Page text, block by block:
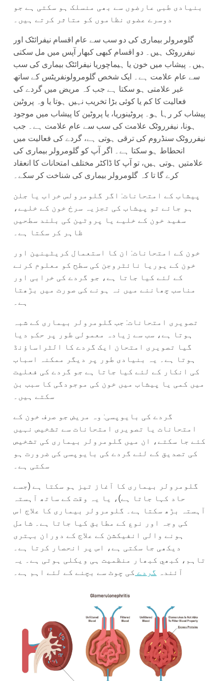
بنیادی طبی عارضوں سے بھی منسلک ہو سکتی ہے جو
دوسرے عضوی نظاموں کو متاثر کرتے ہیں۔
گلومرولر بیماری کی دو سب سے عام اقسام نیفرائٹک اور
نیفرروٹک ہیں۔ دو اقسام کبھی کبھار آپس میں مل سکتی
ہیں۔ پیشاب میں خون یا ہیماچوریا نیفرائٹک بیماری کی سب
سے عام علامت ہے۔ ایک شخص گلومرولونفریٹس کے ساتھ
غیر علامتی ہو سکتا ہے جب کہ مریض میں گردے کی
فعالیت کا کم یا کوئی بڑا تخریب نہیں ہوتا یا وہ پروٹین
پیشاب کر رہا ہو۔ پروٹینوریا، یا پروٹین کا پیشاب میں موجود
ہونا، نیفرروٹک علامت کی سب سے عام علامت ہے۔ جب
نیفرروٹک سنڈروم کی ترقی ہوتی ہے، گردے کی فعالیت میں
انحطاط ہو سکتا ہے۔ اگر آپ کو گلومرولر بیماری کی
علامتیں ہوتی ہیں، تو آپ کا ڈاکٹر مختلف امتحانات کا انعقاد
کرے گا تا کہ گلومرولر بیماری کی شناخت کر سکے۔
پیشاب کے امتحانات: اگر گلومرولس خراب یا جلن
ہو جائے تو پیشاب کی تجزیہ سرخ خون کے خلیے،
سفید خون کے خلیے یا پروٹین کی بلند سطحیں
ظاہر کر سکتا ہے۔
خون کے امتحانات: ان کا استعمال کریٹینین اور
خون کے یوریا نائٹروجن کی سطح کو معلوم کرنے
کے لئے کیا جاتا ہے، جو گردے کی خرابی اور
مناسب چھاننے میں نہ ہونے کی صورت میں بڑھتا
ہے۔
تصویری امتحانات: جب گلومرولر بیماری کے شبہ
ہوتا ہے، سب سے زیادہ معمولی طور پر حکم دیا
گیا تصویری امتحان ایک گردے کا الٹراساؤنڈ
ہوتا ہے۔ یہ بنیادی طور پر دیگر ممکنہ اسباب
کی انکار کے لئے کیا جاتا ہے جو گردے کی فعلیت
میں کمی یا پیشاب میں خون کی موجودگی کا سبب بن
سکتے ہیں۔
گردے کی بایوپسی: وہ مریض جو صرف خون کے
امتحانات یا تصویری امتحانات سے تشخیص نہیں
کئے جا سکتے، ان میں گلومرولر بیماری کی تشخیص
کی تصدیق کے لئے گردے کی بایوپسی کی ضرورت ہو
سکتی ہے۔
گلومرولر بیماری کا آغاز تیز ہو سکتا ہے (جسے
حاد کہا جاتا ہے)، یا یہ وقت کے ساتھ آہستہ
آہستہ بڑھ سکتا ہے۔ گلومرولر بیماری کا علاج اس
کی وجہ اور نوع کے مطابق کیا جاتا ہے۔ شامل
ہونے والی انفیکشن کے علاج کے دوران بہتری
دیکھی جا سکتی ہے، اس پر انحصار کرتا ہے۔
تاہم، کبھي کبھار منظمیت ہی ویکلی ہوتی ہے۔ یہ
آئندہ گردے کی چوٹ سے بچنے کے لئے اہم ہے۔